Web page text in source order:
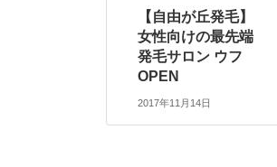
【自由が丘発毛】
女性向けの最先端
発毛サロン ウフ
OPEN
2017年11月14日